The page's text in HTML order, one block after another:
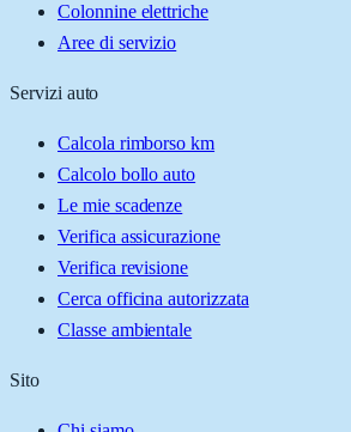
Colonnine elettriche
Aree di servizio
Servizi auto
Calcola rimborso km
Calcolo bollo auto
Le mie scadenze
Verifica assicurazione
Verifica revisione
Cerca officina autorizzata
Classe ambientale
Sito